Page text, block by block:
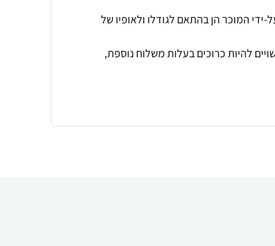
ידי המוכר הן בהתאם לגודלו ולאופיו של
להיות כרוכים בעלות משלוח נוספת,